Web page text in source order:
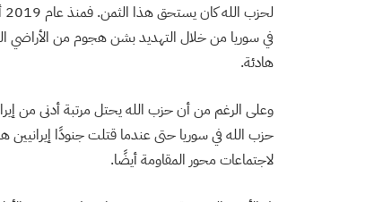
في سوريا من خلال التهديد بشن هجوم من الأراضي
هادئة.
وعلى الرغم من أن حزب الله يحتل مرتبة أدنى من
حزب الله في سوريا حتى عندما قتلت جنودًا إيرانيين
لاجتماعات محور المقاومة أيضًا.